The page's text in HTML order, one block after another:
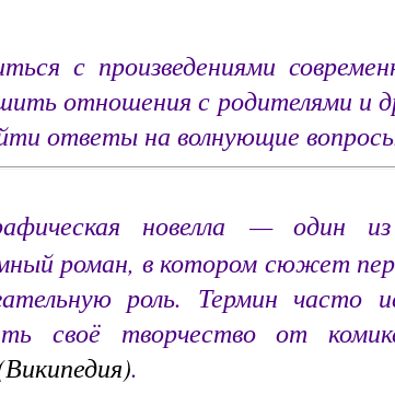
с произведениями
отношения с родителями и
ответы на волнующие
новелла — один
роман, в котором сюжет
роль. Термин часто
своё творчество от
.